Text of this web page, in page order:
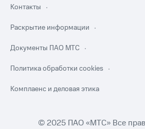
Контакты
Раскрытие информации
Документы ПАО МТС
Политика обработки cookies
Комплаенс и деловая этика
© 2025 ПАО «МТС» Все